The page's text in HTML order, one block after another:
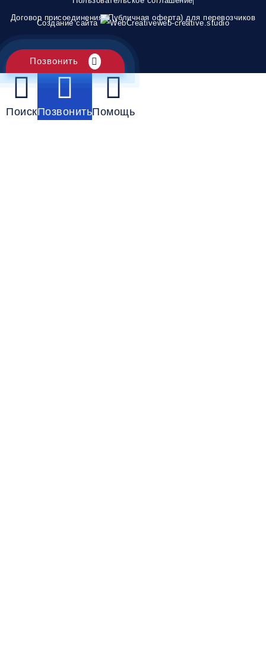
Договор присоединения (Публичная оферта) для перевозчиков
Создание сайта web-creative.studio
Позвонить
ПоискПозвонитьПомощь